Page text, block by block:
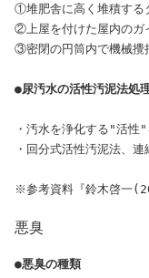
①堆肥舎に高く堆積する
②上屋を付けた屋内のガ
③密閉の円筒内で機械攪
●尿汚水の活性汚泥法処
・汚水を浄化する"活性
・回分式活性汚泥法、
悪臭
●悪臭の種類